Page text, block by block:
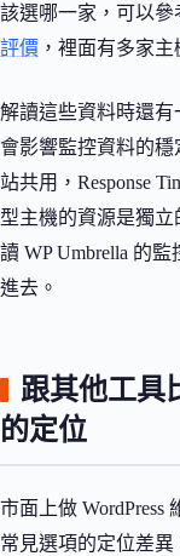
該選哪一家，可以參
評價 ，裡面有多家
解讀這些資料時還有
會影響監控資料的
站共用，Response
型主機的資源是獨
讀 WP Umbrella 的
進去。
跟其他工具
的定位
市面上做 WordPress
常見選項的定位差異